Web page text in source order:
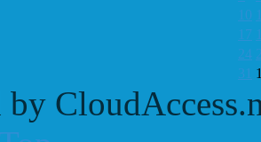
10
17
24
31
by